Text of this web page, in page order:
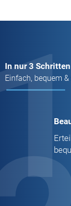
In nur 3
Einfach, bequem